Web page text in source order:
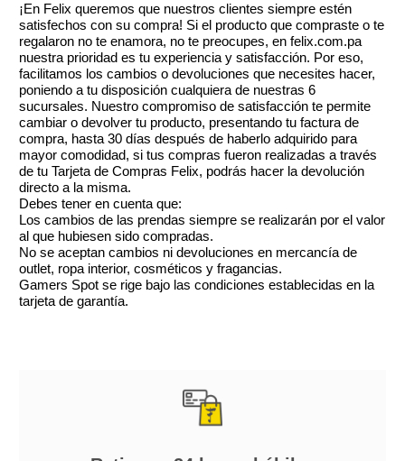
¡En Felix queremos que nuestros clientes siempre estén
satisfechos con su compra! Si el producto que compraste o te
regalaron no te enamora, no te preocupes, en felix.com.pa
nuestra prioridad es tu experiencia y satisfacción. Por eso,
facilitamos los cambios o devoluciones que necesites hacer,
poniendo a tu disposición cualquiera de nuestras 6
sucursales. Nuestro compromiso de satisfacción te permite
cambiar o devolver tu producto, presentando tu factura de
compra, hasta 30 días después de haberlo adquirido para
mayor comodidad, si tus compras fueron realizadas a través
de tu Tarjeta de Compras Felix, podrás hacer la devolución
directo a la misma.
Debes tener en cuenta que:
Los cambios de las prendas siempre se realizarán por el valor
al que hubiesen sido compradas.
No se aceptan cambios ni devoluciones en mercancía de
outlet, ropa interior, cosméticos y fragancias.
Gamers Spot se rige bajo las condiciones establecidas en la
tarjeta de garantía.